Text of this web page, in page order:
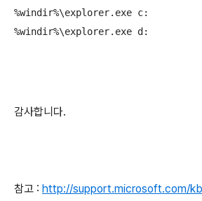
%windir%\explorer.exe c:
%windir%\explorer.exe d:
감사합니다.
참고 : http://support.microsoft.com/